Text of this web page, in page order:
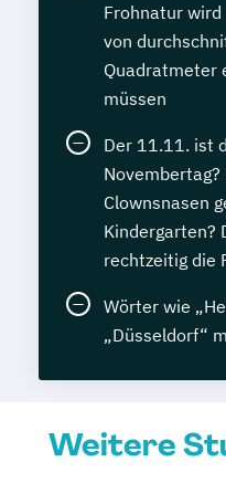
Frohnatur
von
Quadratmeter
müssen
Der 11.11. ist
Clownsnasen
Kindergarten?
rechtzeitig die
Wörter wie
„Düsseldorf“
Weitere